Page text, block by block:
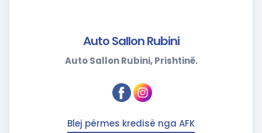
Auto Sallon Rubini
Auto Sallon Rubini, Prishtinë.
Blej përmes kredisë nga AFK